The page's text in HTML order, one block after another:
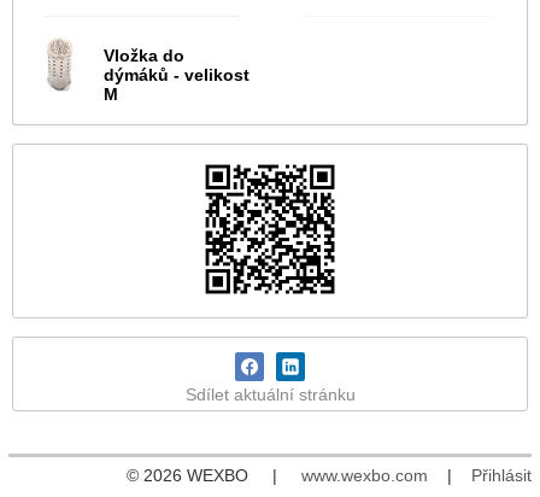
Vložka do
dýmáků - velikost
M
Sdílet aktuální stránku
© 2026 WEXBO | www.wexbo.com | Přihlásit